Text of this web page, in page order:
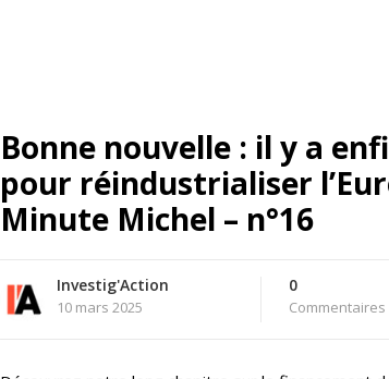
Bonne nouvelle : il y a
pour réindustrialiser
Minute Michel – n°16
Investig'Action
10 mars 2025
0
Commentaires